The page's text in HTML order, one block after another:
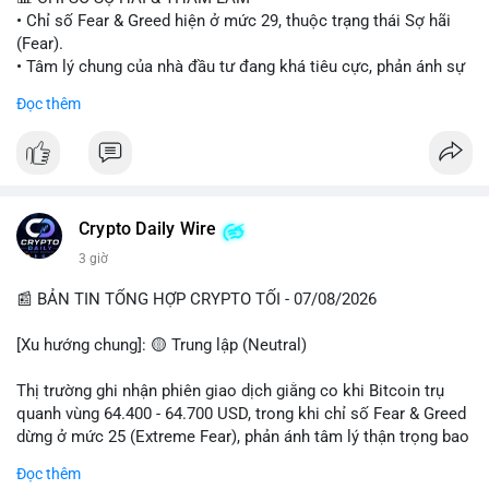
#vlikevn
• Chỉ số Fear & Greed hiện ở mức 29, thuộc trạng thái Sợ hãi
(Fear).
• Tâm lý chung của nhà đầu tư đang khá tiêu cực, phản ánh sự
• CoinGecko Trending: Plume (PLUME), Cash Cat (CASHCAT),
• LunarCrush Trending: Ethereum, Solana, Dogecoin, Polkadot,
Chainlink.
Viettel) và các từ khóa đời sống khác đang chiếm ưu thế.
💬 DÒNG CHẢY TIN TỨC & TRUYỀN THÔNG
năm tù đối với Sam Bankman-Fried (FTX).
• Tin tức vĩ mô: Cảnh báo về tình trạng stagflation (lạm phát
đình trệ) từ dữ liệu PMI của Mỹ; thu nhập của người Mỹ đang
• Tin tức Binance: Binance chuẩn bị nâng cấp dịch vụ giao dịch
Đọc thêm
Crypto Daily Wire
3 giờ
📰 BẢN TIN TỔNG HỢP CRYPTO TỐI - 07/08/2026
[Xu hướng chung]: 🟡 Trung lập (Neutral)
Thị trường ghi nhận phiên giao dịch giằng co khi Bitcoin trụ
quanh vùng 64.400 - 64.700 USD, trong khi chỉ số Fear & Greed
dừng ở mức 25 (Extreme Fear), phản ánh tâm lý thận trọng bao
Đọc thêm